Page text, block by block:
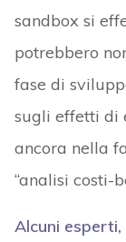
sandbox si
potrebbero
fase di
sugli effetti di
ancora nella
“analisi costi-
Alcuni esperti,